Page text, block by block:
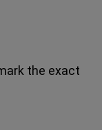
the exact